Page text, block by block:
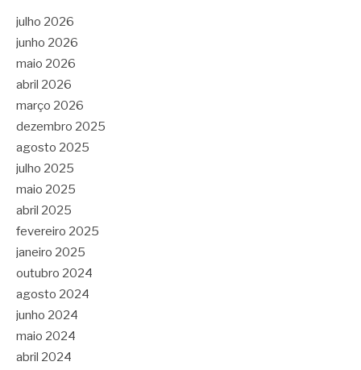
julho 2026
junho 2026
maio 2026
abril 2026
março 2026
dezembro 2025
agosto 2025
julho 2025
maio 2025
abril 2025
fevereiro 2025
janeiro 2025
outubro 2024
agosto 2024
junho 2024
maio 2024
abril 2024